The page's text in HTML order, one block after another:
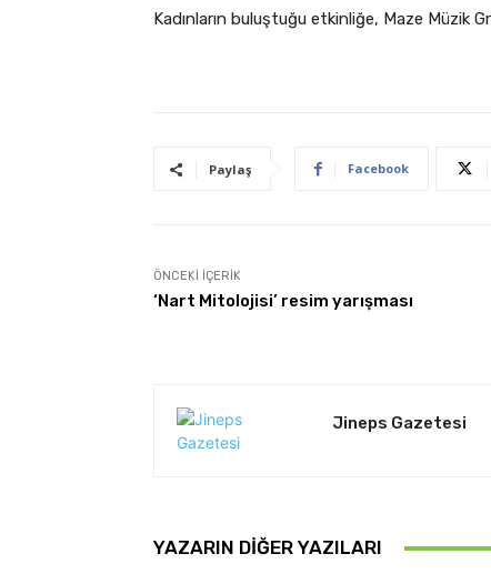
Kadınların buluştuğu etkinliğe, Maze Müzik
Paylaş Facebook
ÖNCEKI İÇERIK
‘Nart Mitolojisi’ resim yarışması
Jineps Gazetesi
YAZARIN DIĞER YAZILARI